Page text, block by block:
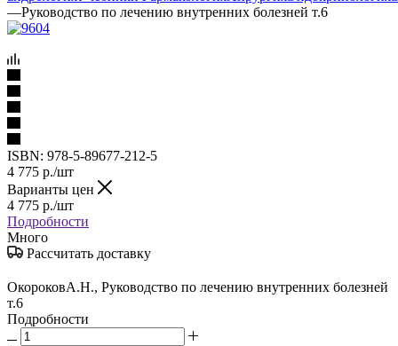
—Руководство по лечению внутренних болезней т.6
ISBN: 978-5-89677-212-5
4 775 р./шт
Варианты цен
4 775 р./шт
Подробности
Много
Рассчитать доставку
ОкороковА.Н., Руководство по лечению внутренних болезней
т.6
Подробности